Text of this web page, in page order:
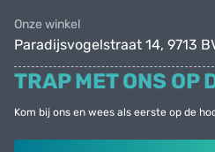
Onze winkel
Paradijsvogelstraat 14, 9713
TRAP MET ONS OP
Kom bij ons en wees als eerste op de